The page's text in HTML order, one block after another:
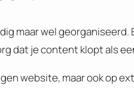
maar wel
dat je content klopt als
website, maar ook op